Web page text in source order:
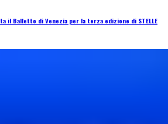
il Balletto di Venezia per la terza edizione di STELLE